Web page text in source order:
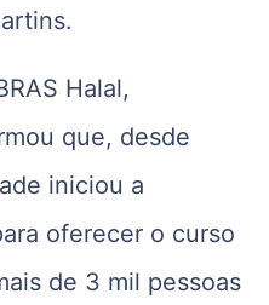
Halal,
que, desde
iniciou a
oferecer o curso
de 3 mil pessoas